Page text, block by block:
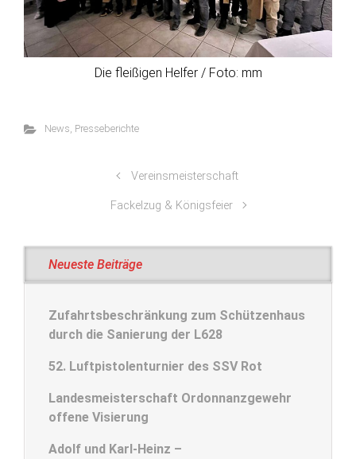
Die fleißigen Helfer / Foto: mm
News, Presseberichte
Vereinsmeisterschaft
Fackelzug & Königsfeier
Neueste Beiträge
Zufahrtsbeschränkung zum Schützenhaus
durch die Sanierung der L628
52. Luftpistolenturnier des SSV Rot
Landesmeisterschaft Ordonnanzgewehr
offene Visierung
Adolf und Karl-Heinz –